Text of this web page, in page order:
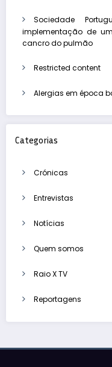
Sociedade
implementação de
cancro do pulmão
Restricted content
Alergias em época
Categorias
Crónicas
Entrevistas
Notícias
Quem somos
Raio X TV
Reportagens